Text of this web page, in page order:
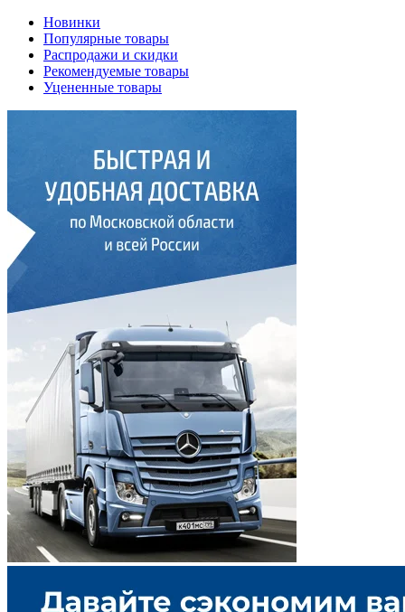
Новинки
Популярные товары
Распродажи и скидки
Рекомендуемые товары
Уцененные товары